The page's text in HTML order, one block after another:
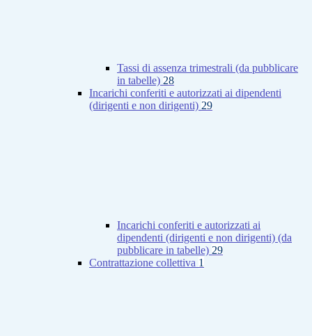
Tassi di assenza trimestrali (da pubblicare
in tabelle) 28
Incarichi conferiti e autorizzati ai dipendenti
(dirigenti e non dirigenti) 29
Incarichi conferiti e autorizzati ai
dipendenti (dirigenti e non dirigenti) (da
pubblicare in tabelle) 29
Contrattazione collettiva 1